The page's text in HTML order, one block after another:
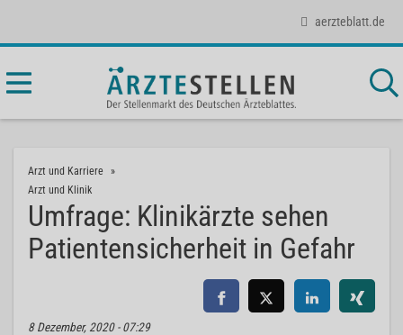
aerzteblatt.de
Arzt und Karriere
Arzt und Klinik
Umfrage: Klinikärzte sehen
Patientensicherheit in Gefahr
8 Dezember, 2020 - 07:29